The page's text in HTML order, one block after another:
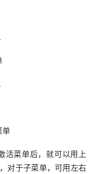
单
活菜单后，就可以用上
对于子菜单，可用左右